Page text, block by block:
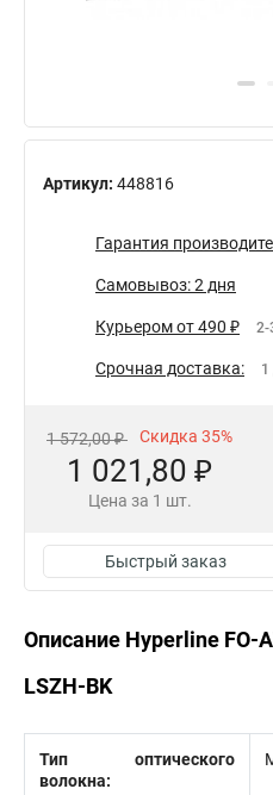
Артикул: 448816
Гарантия
Самовывоз: 2 дня
Курьером от 490 ₽ 2-
Срочная доставка: 1
1 572,00 ₽ Скидка 35%
1 021,80 ₽
Цена за 1 шт.
Быстрый заказ
Описание Hyperline FO-
LSZH-BK
Тип оптического
волокна: